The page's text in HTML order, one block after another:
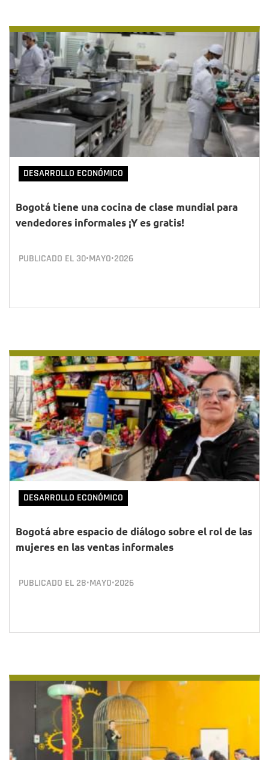
DESARROLLO ECONÓMICO
Bogotá tiene una cocina de clase mundial para
vendedores informales ¡Y es gratis!
PUBLICADO EL 30•MAYO•2026
DESARROLLO ECONÓMICO
Bogotá abre espacio de diálogo sobre el rol de las
mujeres en las ventas informales
PUBLICADO EL 28•MAYO•2026